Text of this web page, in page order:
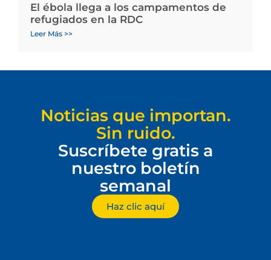
El ébola llega a los campamentos de
refugiados en la RDC
Leer Más >>
Noticias que importan.
Sin ruido.
Suscríbete gratis a
nuestro boletín
semanal
Haz clic aquí